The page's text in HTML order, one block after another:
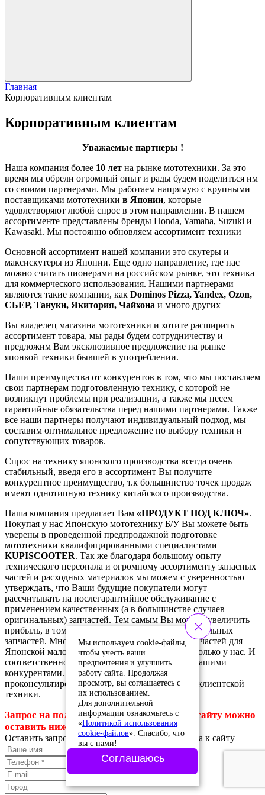
Главная
Корпоративным клиентам
Корпоративным клиентам
Уважаемые партнеры !
Наша компания более 10 лет на рынке мототехники. За это
время мы обрели огромный опыт и рады будем поделиться им
со своими партнерами. Мы работаем напрямую с крупными
поставщиками мототехники в Японии, которые
удовлетворяют любой спрос в этом направлении. В нашем
ассортименте представлены бренды Honda, Yamaha, Suzuki и
Kawasaki. Мы постоянно обновляем ассортимент техники
Основной ассортимент нашей компании это скутеры и
максискутеры из Японии. Еще одно направление, где нас
можно считать пионерами на российском рынке, это техника
для коммерческого использования. Нашими партнерами
являются такие компании, как Dominos Pizza, Yandex, Ozon,
СБЕР, Тануки, Якитория, Чайхона и много других
Вы владелец магазина мототехники и хотите расширить
ассортимент товара, мы рады будем сотрудничеству и
предложим Вам эксклюзивное предложение на рынке
японкой техники бывшей в употреблении.
Наши преимущества от конкурентов в том, что мы поставляем
свои партнерам подготовленную технику, с которой не
возникнут проблемы при реализации, а также мы несем
гарантийные обязательства перед нашими партнерами. Также
все наши партнеры получают индивидуальный подход, мы
составим оптимальное предложение по выбору техники и
сопутствующих товаров.
Спрос на технику японского производства всегда очень
стабильный, введя его в ассортимент Вы получите
конкурентное преимущество, т.к большинство точек продаж
имеют однотипную технику китайского производства.
Наша компания предлагает Вам «ПРОДУКТ ПОД КЛЮЧ».
Покупая у нас Японскую мототехнику Б/У Вы можете быть
уверены в проведенной предпродажной подготовке
мототехники квалифицированными специалистами
KUPISCOOTER. Так же благодаря большому опыту
технического персонала и огромному ассортименту запасных
частей и расходных материалов мы можем с уверенностью
утверждать, что Ваши будущие покупатели могут
рассчитывать на послегарантийное обслуживание с
применением качественных (а в большинстве случаев
оригинальных) запчастей. Тем самым Вы можете увеличить
прибыль, в том числе благодаря продаже оригинальных
запчастей. Многие позициям оригинальных запчастей для
Японской малокубатурной техники в РФ есть только у нас. И
соответственно это дает преимущество перед Вашими
конкурентами. А наш сервисный отдел может
проконсультировать Вас при сложном ремонте клиентской
техники.
Запрос на получение оптового доступа к сайту можно
оставить ниже.
Оставить запрос на получение оптового доступа к сайту
Мы используем cookie-файлы,
чтобы учесть ваши
предпочтения и улучшить
работу сайта. Продолжая
просмотр, вы соглашаетесь с
их использованием.
Для дополнительной
информации ознакомьтесь с
«Политикой использования
cookie-файлов». Спасибо, что
вы с нами!
Соглашаюсь